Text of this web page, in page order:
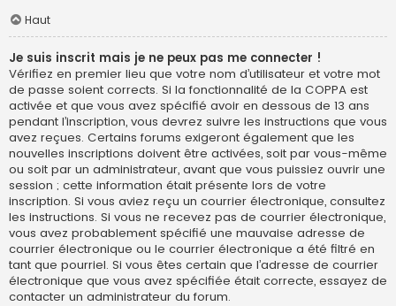
Haut
Je suis inscrit mais je ne peux pas me connecter !
Vérifiez en premier lieu que votre nom d’utilisateur et votre mot
de passe soient corrects. Si la fonctionnalité de la COPPA est
activée et que vous avez spécifié avoir en dessous de 13 ans
pendant l’inscription, vous devrez suivre les instructions que vous
avez reçues. Certains forums exigeront également que les
nouvelles inscriptions doivent être activées, soit par vous-même
ou soit par un administrateur, avant que vous puissiez ouvrir une
session ; cette information était présente lors de votre
inscription. Si vous aviez reçu un courrier électronique, consultez
les instructions. Si vous ne recevez pas de courrier électronique,
vous avez probablement spécifié une mauvaise adresse de
courrier électronique ou le courrier électronique a été filtré en
tant que pourriel. Si vous êtes certain que l’adresse de courrier
électronique que vous avez spécifiée était correcte, essayez de
contacter un administrateur du forum.